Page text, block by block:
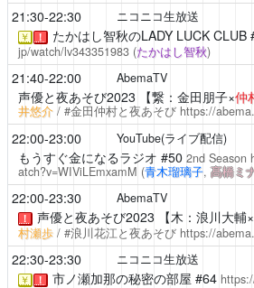
21:30-22:30 ニコニコ生放送
￥ ！ たかはし智秋のLADY LUCK CLUB
jp/watch/lv343351983 (たかはし智秋)
21:40-22:00 AbemaTV
声優と夜あそび2023 【繋：金田朋子×仲
井悠介/ #金田仲村と夜あそび https://
22:00-23:00 YouTube(ライブ配信)
もうすぐ金になるラジオ #50 2nd Season
atch?v=WIViLEmxamM (青木瑠璃子,髙橋ミ
22:00-23:30 AbemaTV
！ 声優と夜あそび2023 【木：浪川大
村瀬歩/ #浪川花江と夜あそび https://
22:30-23:30 ニコニコ生放送
￥ ！ 市ノ瀬加那の秘密の部屋 #64